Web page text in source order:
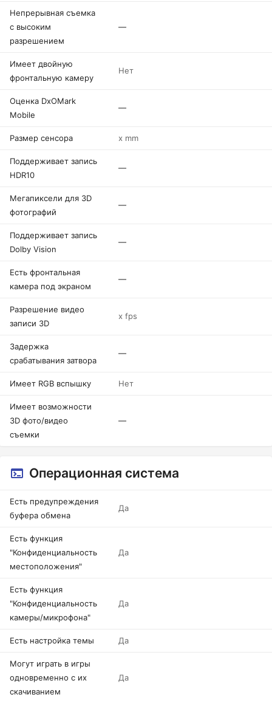
Непрерывная съемка
с высоким
разрешением
—
Имеет двойную
фронтальную камеру
Нет
Оценка DxOMark
Mobile
—
Размер сенсора x mm
Поддерживает запись
HDR10
—
Мегапиксели для 3D
фотографий
—
Поддерживает запись
Dolby Vision
—
Есть фронтальная
камера под экраном
—
Разрешение видео
записи 3D
x fps
Задержка
срабатывания затвора
—
Имеет RGB вспышку Нет
Имеет возможности
3D фото/видео
съемки
—
Операционная система
Есть предупреждения
буфера обмена
Да
Есть функция
"Конфиденциальность
местоположения"
Да
Есть функция
"Конфиденциальность
камеры/микрофона"
Да
Есть настройка темы Да
Могут играть в игры
одновременно с их
скачиванием
Да